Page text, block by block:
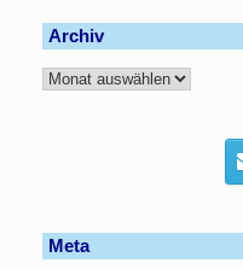
Archiv
Archiv
Meta